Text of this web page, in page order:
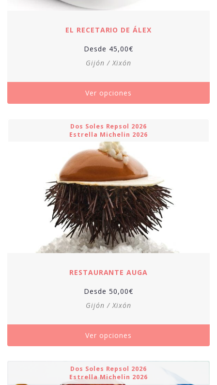
EL RECETARIO DE ÁLEX
Desde 45,00€
Gijón / Xixón
Ver opciones
Dos Soles Repsol 2026
Estrella Michelin 2026
RESTAURANTE AUGA
Desde 50,00€
Gijón / Xixón
Ver opciones
Dos Soles Repsol 2026
Estrella Michelin 2026